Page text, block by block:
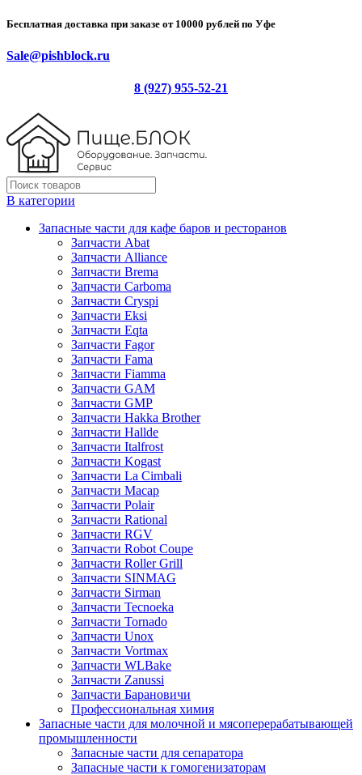
Бесплатная доставка при заказе от 10000 рублей по Уфе
Sale@pishblock.ru
8 (927) 955-52-21
В категории
Запасные части для кафе баров и ресторанов
Запчасти Abat
Запчасти Alliance
Запчасти Brema
Запчасти Carboma
Запчасти Cryspi
Запчасти Eksi
Запчасти Eqta
Запчасти Fagor
Запчасти Fama
Запчасти Fiamma
Запчасти GAM
Запчасти GMP
Запчасти Hakka Brother
Запчасти Hallde
Запчасти Italfrost
Запчасти Kogast
Запчасти La Cimbali
Запчасти Macap
Запчасти Polair
Запчасти Rational
Запчасти RGV
Запчасти Robot Coupe
Запчасти Roller Grill
Запчасти SINMAG
Запчасти Sirman
Запчасти Tecnoeka
Запчасти Tornado
Запчасти Unox
Запчасти Vortmax
Запчасти WLBake
Запчасти Zanussi
Запчасти Барановичи
Профессиональная химия
Запасные части для молочной и мясоперерабатывающей
промышленности
Запасные части для сепаратора
Запасные части к гомогенизаторам